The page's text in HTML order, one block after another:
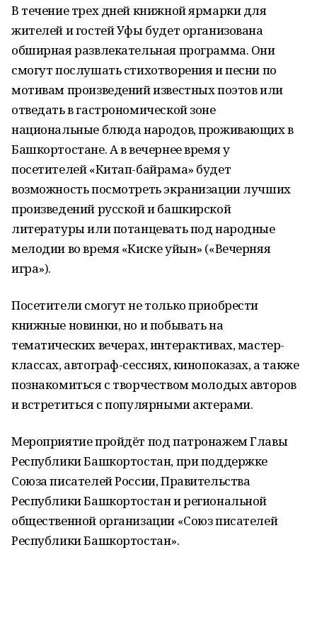
В течение трех дней книжной ярмарки для
жителей и гостей Уфы будет организована
обширная развлекательная программа. Они
смогут послушать стихотворения и песни по
мотивам произведений известных поэтов или
отведать в гастрономической зоне
национальные блюда народов, проживающих в
Башкортостане. А в вечернее время у
посетителей «Китап-байрама» будет
возможность посмотреть экранизации лучших
произведений русской и башкирской
литературы или потанцевать под народные
мелодии во время «Киске уйын» («Вечерняя
игра»).
Посетители смогут не только приобрести
книжные новинки, но и побывать на
тематических вечерах, интерактивах, мастер-
классах, автограф-сессиях, кинопоказах, а также
познакомиться с творчеством молодых авторов
и встретиться с популярными актерами.
Мероприятие пройдёт под патронажем Главы
Республики Башкортостан, при поддержке
Союза писателей России, Правительства
Республики Башкортостан и региональной
общественной организации «Союз писателей
Республики Башкортостан».